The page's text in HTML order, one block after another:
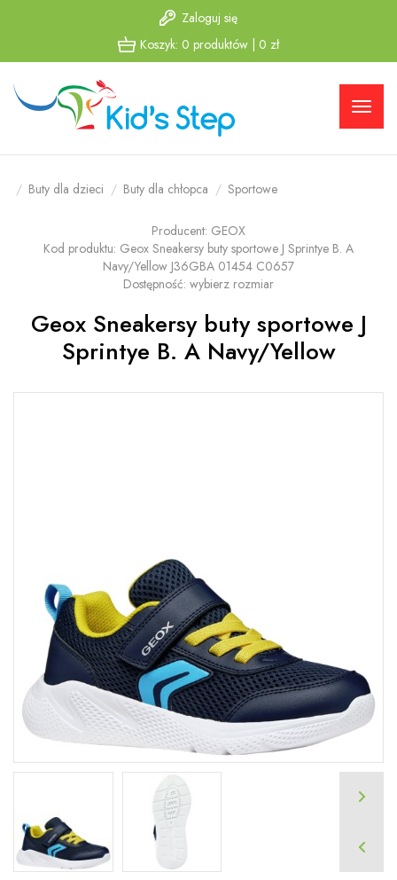
do menu
głównego
do
menu w
stopce
Zaloguj się
Koszyk: 0 produktów 0 zł
Buty dla dzieci Buty dla chłopca Sportowe
Producent: GEOX
Kod produktu: Geox Sneakersy buty sportowe J Sprintye B. A
Navy/Yellow J36GBA 01454 C0657
Dostępność: wybierz rozmiar
Geox Sneakersy buty sportowe J
Sprintye B. A Navy/Yellow